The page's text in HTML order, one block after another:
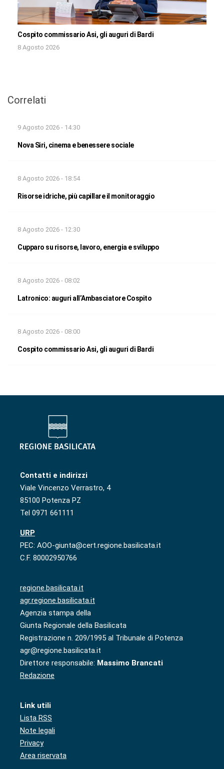
Cospito commissario Asi, gli auguri di Bardi
8 Agosto 2026
Correlati
9 Agosto 2026 - 14:30
Nova Siri, cinema e benessere sociale
8 Agosto 2026 - 18:54
Risorse idriche, più capillare il monitoraggio
8 Agosto 2026 - 12:30
Cupparo su risorse, lavoro, energia e sviluppo
8 Agosto 2026 - 08:02
Latronico: auguri all’Ambasciatore Cospito
8 Agosto 2026 - 08:00
Cospito commissario Asi, gli auguri di Bardi
Contatti e indirizzi
Viale Vincenzo Verrastro, 4
85100 Potenza PZ
Tel 0971 661111
URP
PEC: AOO-giunta@cert.regione.basilicata.it
C.F. 80002950766
regione.basilicata.it
agr.regione.basilicata.it
Agenzia stampa della
Giunta Regionale della Basilicata
Registrazione n. 209/1995 al Tribunale di Potenza
agr@regione.basilicata.it
Direttore responsabile: Massimo Brancati
Redazione
Link utili
Lista RSS
Note legali
Privacy
Area riservata